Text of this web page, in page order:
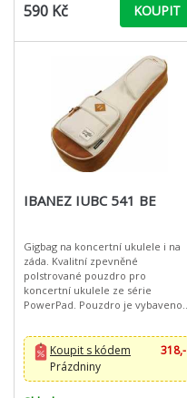
590 Kč KOUPIT
IBANEZ IUBC 541 BE
Gigbag na koncertní ukulele i na
záda. Kvalitní zpevněné
polstrované pouzdro pro
koncertní ukulele ze série
PowerPad. Pouzdro je vybaveno
bočních stranách obalu. Další 15
mm + 10 mm silný panel c
Koupit s kódem
318,-
Prázdniny